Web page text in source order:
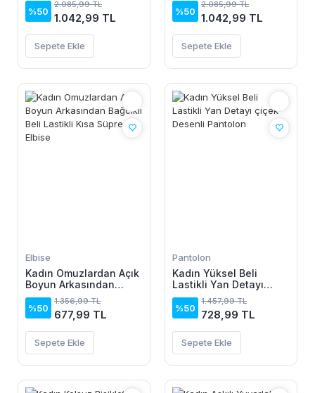
%50
2.085,99 TL
1.042,99 TL
Sepete Ekle
%50
2.085,99 TL
1.042,99 TL
Sepete Ekle
Elbise
Kadın Omuzlardan Açık
Boyun Arkasından
Bağcıklı Beli Lastikli
Kısa Süprem Elbise
%50
1.356,99 TL
677,99 TL
Sepete Ekle
Pantolon
Kadın Yüksel Beli
Lastikli Yan Detayı
çiçek Desenli Pantolon
%50
1.457,99 TL
728,99 TL
Sepete Ekle